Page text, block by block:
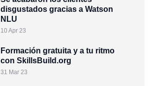
disgustados gracias a Watson
NLU
10 Apr 23
Formación gratuita y a tu ritmo
con SkillsBuild.org
31 Mar 23